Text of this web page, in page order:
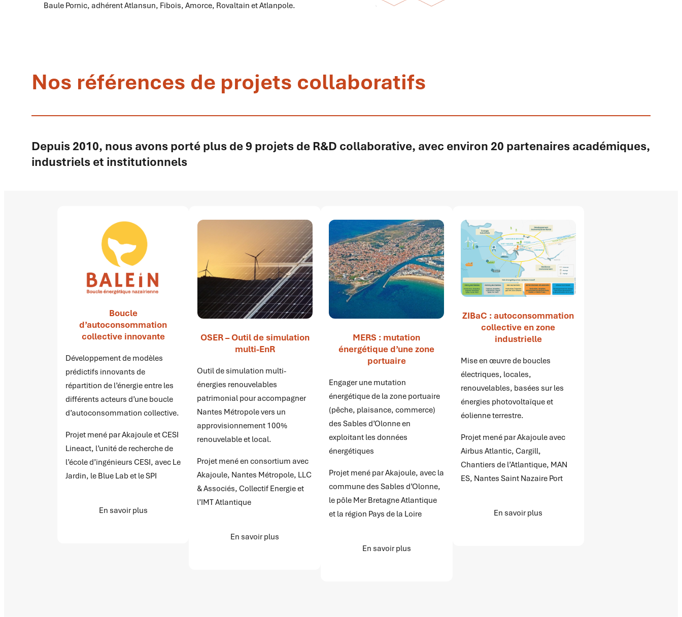
Baule Pornic, adhérent Atlansun, Fibois, Amorce, Rovaltain et Atlanpole.
Nos références de projets collaboratifs
Depuis 2010, nous avons porté plus de 9 projets de R&D collaborative, avec environ 20 partenaires académiques,
industriels et institutionnels
Boucle
d’autoconsommation
collective innovante
Développement de modèles
prédictifs innovants de
répartition de l’énergie entre les
différents acteurs d’une boucle
d’autoconsommation collective.
Projet mené par Akajoule et CESI
Lineact, l’unité de recherche de
l’école d’ingénieurs CESI, avec Le
Jardin, le Blue Lab et le SPI
En savoir plus
OSER – Outil de simulation
multi-EnR
Outil de simulation multi-
énergies renouvelables
patrimonial pour accompagner
Nantes Métropole vers un
approvisionnement 100%
renouvelable et local.
Projet mené en consortium avec
Akajoule, Nantes Métropole, LLC
& Associés, Collectif Energie et
l’IMT Atlantique
En savoir plus
MERS : mutation
énergétique d’une zone
portuaire
Engager une mutation
énergétique de la zone portuaire
(pêche, plaisance, commerce)
des Sables d’Olonne en
exploitant les données
énergétiques
Projet mené par Akajoule, avec la
commune des Sables d’Olonne,
le pôle Mer Bretagne Atlantique
et la région Pays de la Loire
En savoir plus
ZIBaC : autoconsommation
collective en zone
industrielle
Mise en œuvre de boucles
électriques, locales,
renouvelables, basées sur les
énergies photovoltaïque et
éolienne terrestre.
Projet mené par Akajoule avec
Airbus Atlantic, Cargill,
Chantiers de l’Atlantique, MAN
ES, Nantes Saint Nazaire Port
En savoir plus